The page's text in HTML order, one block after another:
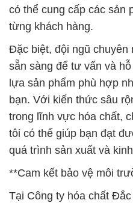
có thể cung cấp các sản
từng khách hàng.
Đặc biệt, đội ngũ chuyên
sẵn sàng để tư vấn và
lựa sản phẩm phù hợp
bạn. Với kiến thức sâu
trong lĩnh vực hóa chất,
tôi có thể giúp bạn đạt
quá trình sản xuất và
**Cam kết bảo vệ môi
Tại Công ty hóa chất